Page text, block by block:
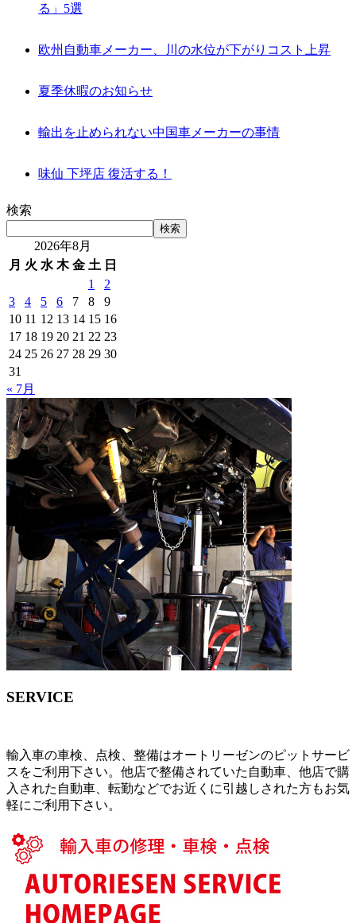
る」5選
欧州自動車メーカー、川の水位が下がりコスト上昇
夏季休暇のお知らせ
輸出を止められない中国車メーカーの事情
味仙 下坪店 復活する！
検索
検索
2026年8月
月 火 水 木 金 土 日
1
2
3
4 5 6 7 8
9
10 11 12 13 14 15 16
17 18 19 20 21 22 23
24 25 26 27 28 29 30
31
« 7月
SERVICE
輸入車の車検、点検、整備はオートリーゼンのピットサービ
スをご利用下さい。他店で整備されていた自動車、他店で購
入された自動車、転勤などでお近くに引越しされた方もお気
軽にご利用下さい。